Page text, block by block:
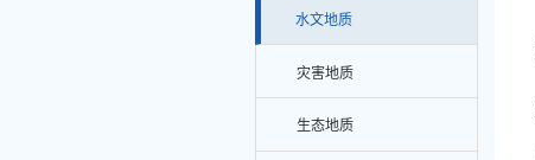
水文地质
灾害地质
生态地质